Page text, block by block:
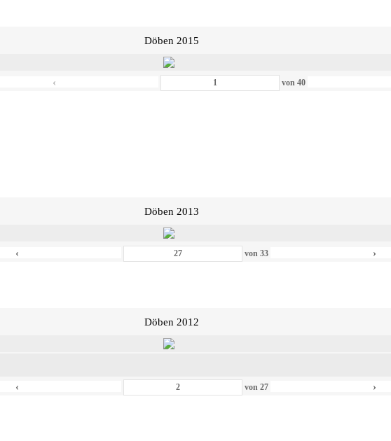
Döben 2015
‹ von40
Döben 2013
‹ von33 ›
Döben 2012
‹ von27 ›